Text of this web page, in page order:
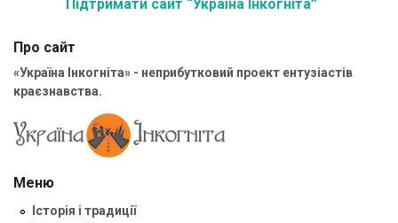
Підтримати сайт “Україна Інкогніта”
Про сайт
«Україна Інкогніта» - неприбутковий проект ентузіастів
краєзнавства.
Меню
Історія і традиції